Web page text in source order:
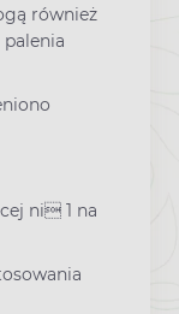
również
ni 1 na